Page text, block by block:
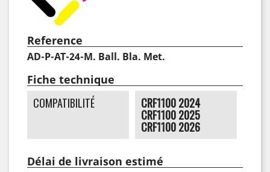
Reference
AD-P-AT-24-M. Ball. Bla. Met.
Fiche technique
COMPATIBILITÉ CRF1100 2024
CRF1100 2025
CRF1100 2026
Délai de livraison estimé